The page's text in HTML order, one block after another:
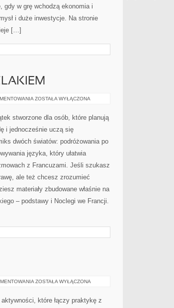
gdy w grę wchodzą ekonomia i
i duże inwestycje. Na stronie
[…]
FRANCJA
SZLAKIEM
ZOSTAŁA WYŁĄCZONA
stworzone dla osób, które planują
i jednocześnie uczą się
dwóch światów: podróżowania po
języka, który ułatwia
z Francuzami. Jeśli szukasz
ale też chcesz zrozumieć
materiały zbudowane właśnie na
– podstawy i Noclegi we Francji.
MOTYWACJA
ZOSTAŁA WYŁĄCZONA
które łączy praktykę z